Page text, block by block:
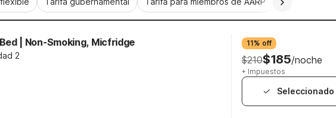
| Non-Smoking, Micfridge
2
11% off
$210$185/noche
+ Impuestos
Seleccionado